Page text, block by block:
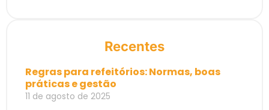
Recentes
Regras para refeitórios: Normas, boas
práticas e gestão
11 de agosto de 2025